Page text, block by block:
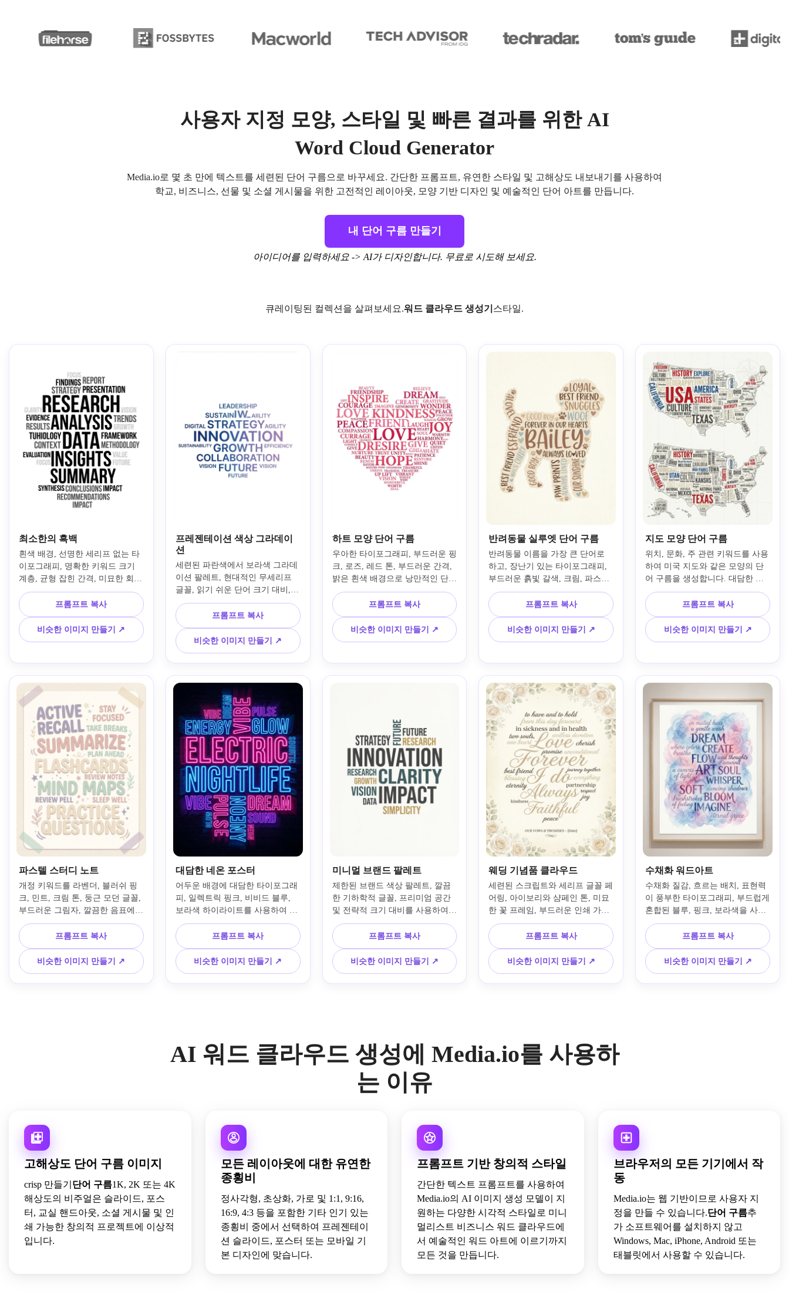
사용자 지정 모양, 스타일 및 빠른 결과를 위한 AI
Word Cloud Generator
Media.io로 몇 초 만에 텍스트를 세련된 단어 구름으로 바꾸세요. 간단한 프롬프트, 유연한 스타일 및 고해상도 내보내기를 사용하여
학교, 비즈니스, 선물 및 소셜 게시물을 위한 고전적인 레이아웃, 모양 기반 디자인 및 예술적인 단어 아트를 만듭니다.
내 단어 구름 만들기
아이디어를 입력하세요 -> AI가 디자인합니다. 무료로 시도해 보세요.
큐레이팅된 컬렉션을 살펴보세요.워드 클라우드 생성기 스타일.
최소한의 흑백
흰색 배경, 선명한 세리프 없는 타
이포그래피, 명확한 키워드 크기
계층, 균형 잡힌 간격, 미묘한 회색
악센트, 깔끔한 중심 구성을 사용
하여 내 텍스트에서 깨끗한 흑백
단어 구름을 생성합니다. 전반적인
모습을 미니멀하고 전문적이며 읽
기 쉽고 보고서, 연구 요약 또는 프
록 유지하세요.
프롬프트 복사
비슷한 이미지 만들기 ↗
프레젠테이션 색상 그라데이
션
세련된 파란색에서 보라색 그라데
이션 팔레트, 현대적인 무세리프
글꼴, 읽기 쉬운 단어 크기 대비,
넉넉한 공백 공간 및 중앙 레이아
웃을 사용하여 프레젠테이션 슬라
이드에 대한 전문적인 단어 클라우
드를 만듭니다. 세련되고, 비즈니
스 친화적이며, 시각적으로 균형
잡혀 있고, 기조연설, 워크숍, 마케
팅 프레젠테이션에 충분히 선명하
프롬프트 복사
비슷한 이미지 만들기 ↗
하트 모양 단어 구름
우아한 타이포그래피, 부드러운 핑
크, 로즈, 레드 톤, 부드러운 간격,
밝은 흰색 배경으로 낭만적인 단어
를 사용하여 하트 모양의 단어 구
름을 디자인합니다. 실루엣을 명확
하고 대칭적이며 따뜻하고 선물 가
능하며 기념일, 결혼식 또는 개인
화된 기념품에 완벽하게 유지하면
자로 강조하세요.
프롬프트 복사
비슷한 이미지 만들기 ↗
반려동물 실루엣 단어 구름
반려동물 이름을 가장 큰 단어로
하고, 장난기 있는 타이포그래피,
부드러운 흙빛 갈색, 크림, 파스텔
악센트, 매력적인 개인화된 구성을
특징으로 하는 개 모양의 단어 구
름을 만듭니다. 실루엣을 알아볼
수 있게 유지하고, 레이아웃을 잘
포장하고, 분위기를 애정과 아늑함
물 또는 홈 데코 프린트에 적합합
니다.
프롬프트 복사
비슷한 이미지 만들기 ↗
지도 모양 단어 구름
위치, 문화, 주 관련 키워드를 사용
하여 미국 지도와 같은 모양의 단
어 구름을 생성합니다. 대담한 읽
기 쉬운 글꼴, 세련된 빨간색, 파란
색, 중립적인 악센트, 깔끔한 인포
그래픽 스타일, 강력한 시각적 계
층 구조를 사용하세요. 개요를 알
아볼 수 있고, 간격을 정리하고, 결
트에 적합하도록 유지하세요.
프롬프트 복사
비슷한 이미지 만들기 ↗
파스텔 스터디 노트
개정 키워드를 라벤더, 블러쉬 핑
크, 민트, 크림 톤, 둥근 모던 글꼴,
부드러운 그림자, 깔끔한 음표에서
영감을 받은 구성으로 파스텔 미적
단어 구름으로 바꿔보세요. 부드러
운 색상 코딩과 학생, 기획자 및 사
회적 공유에 완벽한 공부 친화적인
분위기로 레이아웃을 통풍이 잘되
고 읽기 쉽고 차분하게 유지하세
프롬프트 복사
비슷한 이미지 만들기 ↗
대담한 네온 포스터
어두운 배경에 대담한 타이포그래
피, 일렉트릭 핑크, 비비드 블루,
보라색 하이라이트를 사용하여 네
온 포스터 스타일의 단어 구름을
만듭니다. 높은 대비, 활기찬 간격,
강력한 초점 단어, 현대적인 나이
트라이프에서 영감을 받은 분위기
를 더하세요. 포스터, 앨범에서 영
감을 받은 그래픽 또는 소셜 미디
프롬프트 복사
비슷한 이미지 만들기 ↗
미니멀 브랜드 팔레트
제한된 브랜드 색상 팔레트, 깔끔
한 기하학적 글꼴, 프리미엄 공간
및 전략적 크기 대비를 사용하여
브랜드 워드 클라우드를 디자인하
여 핵심 메시지를 강조합니다.
Instagram 회전목마, 피치 데크, 웹
사이트 또는 브랜드 캠페인 비주얼
에 적합한 균형 잡힌 구성으로 편
집적이고 세련되고 현대적인 모습
프롬프트 복사
비슷한 이미지 만들기 ↗
웨딩 기념품 클라우드
세련된 스크립트와 세리프 글꼴 페
어링, 아이보리와 샴페인 톤, 미묘
한 꽃 프레임, 부드러운 인쇄 가능
한 미학을 사용하여 서약과 의미
있는 문구로 우아한 결혼식 단어
구름을 생성하세요. 구성을 우아하
고 감정적으로 따뜻하며 균형 잡힌
상태로 유지하고, 가장 중요한 단
어를 눈에 띄게 표시하여 시대를
프롬프트 복사
비슷한 이미지 만들기 ↗
수채화 워드아트
수채화 질감, 흐르는 배치, 표현력
이 풍부한 타이포그래피, 부드럽게
혼합된 블루, 핑크, 보라색을 사용
하여 제 시에서 예술적인 단어 구
름을 만드세요. 부드러운 붓과 같
은 전환, 레이어드된 투명도, 몽환
적이고 우아하며 창의적인 느낌을
주는 갤러리 스타일의 구성을 추가
하면서도 주요 단어를 읽기 쉽고
프롬프트 복사
비슷한 이미지 만들기 ↗
AI 워드 클라우드 생성에 Media.io를 사용하
는 이유
고해상도 단어 구름 이미지
crisp 만들기 단어 구름1K, 2K 또는 4K
해상도의 비주얼은 슬라이드, 포스
터, 교실 핸드아웃, 소셜 게시물 및 인
쇄 가능한 창의적 프로젝트에 이상적
입니다.
모든 레이아웃에 대한 유연한
종횡비
정사각형, 초상화, 가로 및 1:1, 9:16,
16:9, 4:3 등을 포함한 기타 인기 있는
종횡비 중에서 선택하여 프레젠테이
션 슬라이드, 포스터 또는 모바일 기
본 디자인에 맞습니다.
프롬프트 기반 창의적 스타일
간단한 텍스트 프롬프트를 사용하여
Media.io의 AI 이미지 생성 모델이 지
원하는 다양한 시각적 스타일로 미니
멀리스트 비즈니스 워드 클라우드에
서 예술적인 워드 아트에 이르기까지
모든 것을 만듭니다.
브라우저의 모든 기기에서 작
동
Media.io는 웹 기반이므로 사용자 지
정을 만들 수 있습니다.단어 구름추
가 소프트웨어를 설치하지 않고
Windows, Mac, iPhone, Android 또는
태블릿에서 사용할 수 있습니다.